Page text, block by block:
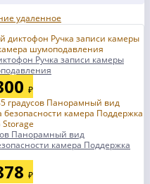
Ручка записи камеры
₽
Панорамный вид
камера Поддержка
₽